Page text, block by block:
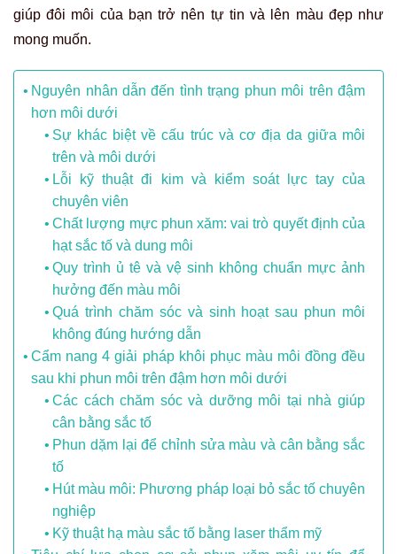
giúp đôi môi của bạn trở nên tự tin và lên màu đẹp như
mong muốn.
Nguyên nhân dẫn đến tình trạng phun môi trên đậm
hơn môi dưới
Sự khác biệt về cấu trúc và cơ địa da giữa môi
trên và môi dưới
Lỗi kỹ thuật đi kim và kiểm soát lực tay của
chuyên viên
Chất lượng mực phun xăm: vai trò quyết định của
hạt sắc tố và dung môi
Quy trình ủ tê và vệ sinh không chuẩn mực ảnh
hưởng đến màu môi
Quá trình chăm sóc và sinh hoạt sau phun môi
không đúng hướng dẫn
Cẩm nang 4 giải pháp khôi phục màu môi đồng đều
sau khi phun môi trên đậm hơn môi dưới
Các cách chăm sóc và dưỡng môi tại nhà giúp
cân bằng sắc tố
Phun dặm lại để chỉnh sửa màu và cân bằng sắc
tố
Hút màu môi: Phương pháp loại bỏ sắc tố chuyên
nghiệp
Kỹ thuật hạ màu sắc tố bằng laser thẩm mỹ